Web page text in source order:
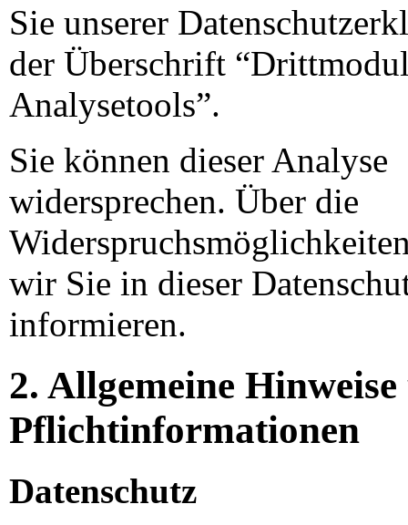
Sie unserer
der Überschrift
Analysetools”.
Sie können dieser Analyse
widersprechen. Über die
wir Sie in dieser
informieren.
2. Allgemeine
Pflichtinformationen
Datenschutz